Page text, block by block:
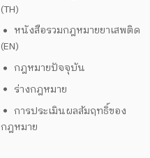
(TH)
หนังสือรวมกฎหมายยาเสพติด
(EN)
กฎหมายปัจจุบัน
ร่างกฎหมาย
การประเมินผลสัมฤทธิ์ของ
กฎหมาย